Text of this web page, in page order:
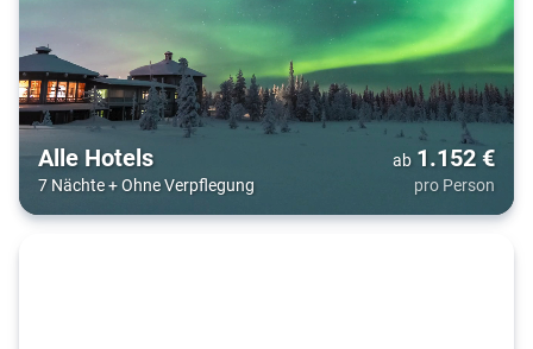
Alle Hotels
7 Nächte+Ohne Verpflegung
ab 1.152€
pro Person